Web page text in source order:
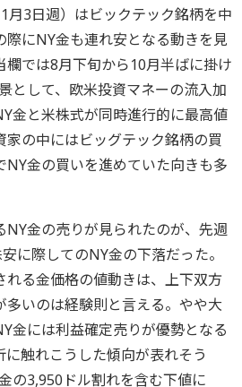
月3日週）はビックテック銘柄を中
にNY金も連れ安となる動きを見
では8月下旬から10月半ばに掛け
として、欧米投資マネーの流入加
金と米株式が同時進行的に最高値
の中にはビッグテック銘柄の買
NY金の買いを進めていた向きも多
NY金の売りが見られたのが、先週
に際してのNY金の下落だった。
れる金価格の値動きは、上下双方
多いのは経験則と言える。やや大
金には利益確定売りが優勢となる
触れこうした傾向が表れそう
の3,950ドル割れを含む下値に